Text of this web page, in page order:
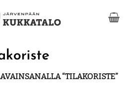
“TILAKORISTE”